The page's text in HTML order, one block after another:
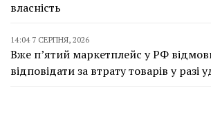
власність
14:04 7 СЕРПНЯ, 2026
Вже п’ятий маркетплейс у РФ
відповідати за втрату товарів у разі